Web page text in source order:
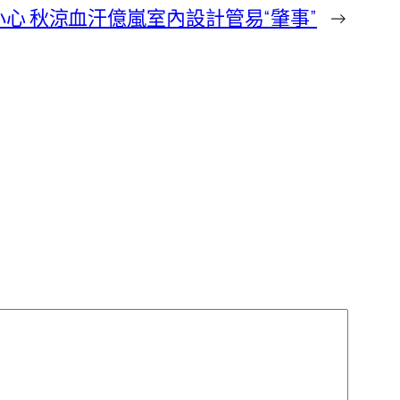
心 秋涼血汗億嵐室內設計管易“肇事” →